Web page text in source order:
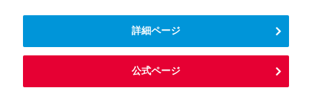
詳細ページ
公式ページ